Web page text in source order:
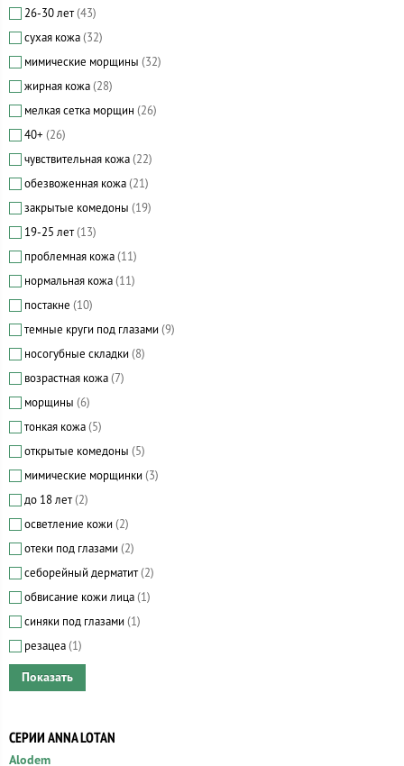
26-30 лет(43)
сухая кожа (32)
мимические морщины (32)
жирная кожа (28)
мелкая сетка морщин (26)
40+ (26)
чувствительная кожа (22)
обезвоженная кожа (21)
закрытые комедоны (19)
19-25 лет(13)
проблемная кожа (11)
нормальная кожа (11)
постакне (10)
темные круги под глазами (9)
носогубные складки (8)
возрастная кожа (7)
морщины (6)
тонкая кожа (5)
открытые комедоны (5)
мимические морщинки (3)
до 18 лет(2)
осветление кожи (2)
отеки под глазами (2)
себорейный дерматит(2)
обвисание кожи лица (1)
синяки под глазами (1)
резацеа (1)
СЕРИИ ANNA LOTAN
Alodem